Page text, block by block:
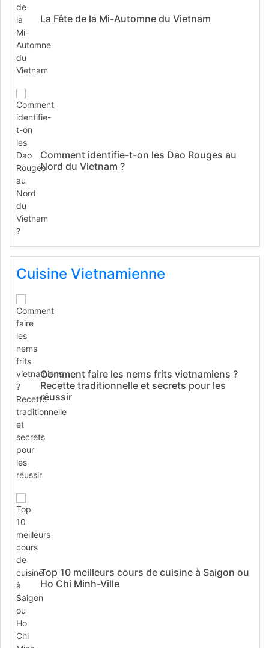
La Fête de la Mi-Automne du Vietnam
Comment identifie-t-on les Dao Rouges au
Nord du Vietnam ?
Cuisine Vietnamienne
Comment faire les nems frits vietnamiens ?
Recette traditionnelle et secrets pour les
réussir
Top 10 meilleurs cours de cuisine à Saigon ou
Ho Chi Minh-Ville